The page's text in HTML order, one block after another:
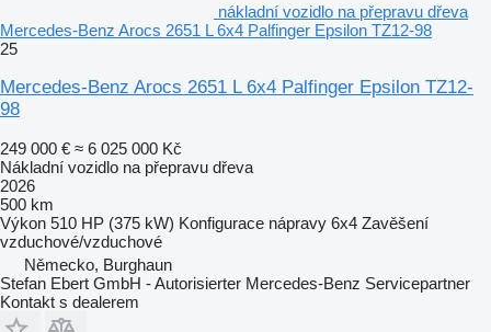
nákladní vozidlo na přepravu dřeva
Mercedes-Benz Arocs 2651 L 6x4 Palfinger Epsilon TZ12-98
25
Mercedes-Benz Arocs 2651 L 6x4 Palfinger Epsilon TZ12-
98
249 000 € ≈ 6 025 000 Kč
Nákladní vozidlo na přepravu dřeva
2026
500 km
Výkon 510 HP (375 kW) Konfigurace nápravy 6x4 Zavěšení
vzduchové/vzduchové
Německo, Burghaun
Stefan Ebert GmbH - Autorisierter Mercedes-Benz Servicepartner
Kontakt s dealerem